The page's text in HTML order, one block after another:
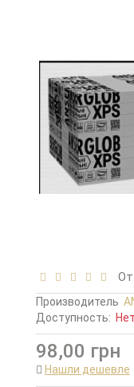
Производитель
Доступность:
98,00 грн
Нашли дешевле